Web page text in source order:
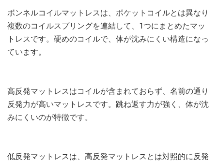
ボンネルコイルマットレスは、ポケットコイルとは異なり
複数のコイルスプリングを連結して、1つにまとめたマッ
トレスです。硬めのコイルで、体が沈みにくい構造になっ
ています。
高反発マットレスはコイルが含まれておらず、名前の通り
反発力が高いマットレスです。跳ね返す力が強く、体が沈
みにくいのが特徴です。
低反発マットレスは、高反発マットレスとは対照的に反発